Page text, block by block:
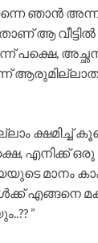
ഞാൻ അന്ന്
ആ വീട്ടിൽ
പക്ഷെ,
ക്ഷമിച്ച്
എനിക്ക്
മാനം
എങ്ങനെ
”